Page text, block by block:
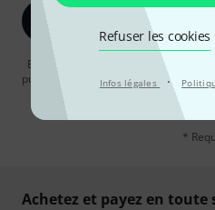
Refuser les cookies
Infos légales ·
S'inscrire
En cliquant sur "S'inscrire
publicités par e-mail. La
pouvez trouver plus d'informations
*
Achetez et payez en toute